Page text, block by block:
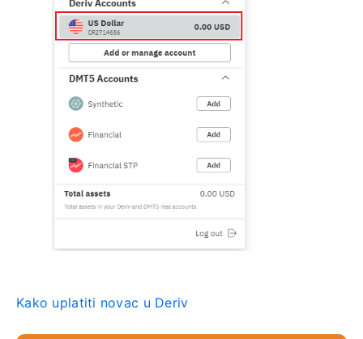
Kako uplatiti novac u Deriv